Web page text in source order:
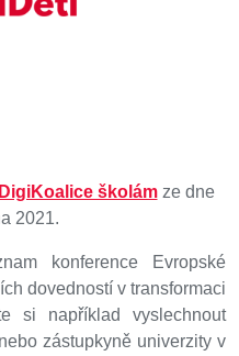
školámze dne
2021.
konference Evropské
dovedností v transformaci
si například vyslechnout
zástupkyně univerzity v